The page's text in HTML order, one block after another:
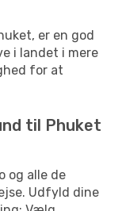
er en god
i landet i mere
for at
til Phuket
og alle de
Udfyld dine